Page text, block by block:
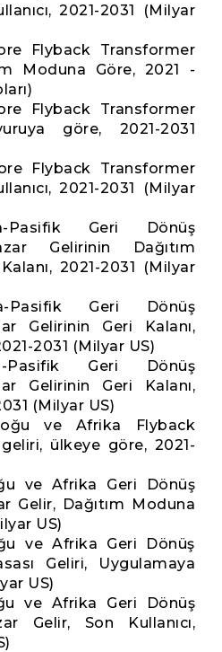
2021-2031 (Milyar
Flyback Transformer
Moduna Göre, 2021 -
Flyback Transformer
göre, 2021-2031
Flyback Transformer
2021-2031 (Milyar
Geri Dönüş
Gelirinin Dağıtım
2021-2031 (Milyar
Geri Dönüş
Gelirinin Geri Kalanı,
2031 (Milyar US)
Geri Dönüş
Gelirinin Geri Kalanı,
(Milyar US)
ve Afrika Flyback
ülkeye göre, 2021-
ve Afrika Geri Dönüş
Gelir, Dağıtım Moduna
US)
ve Afrika Geri Dönüş
Geliri, Uygulamaya
US)
ve Afrika Geri Dönüş
Gelir, Son Kullanıcı,